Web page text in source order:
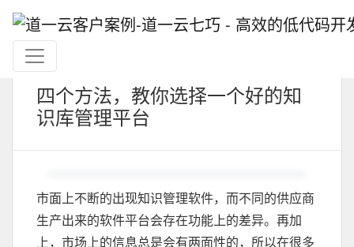
四个方法，教你选择一个好的知
识库管理平台
市面上不断的出现知识管理软件，而不同的供应商
生产出来的软件平台会存在功能上的差异。再加
上，市场上的信息总是会有两面性的，所以在很多